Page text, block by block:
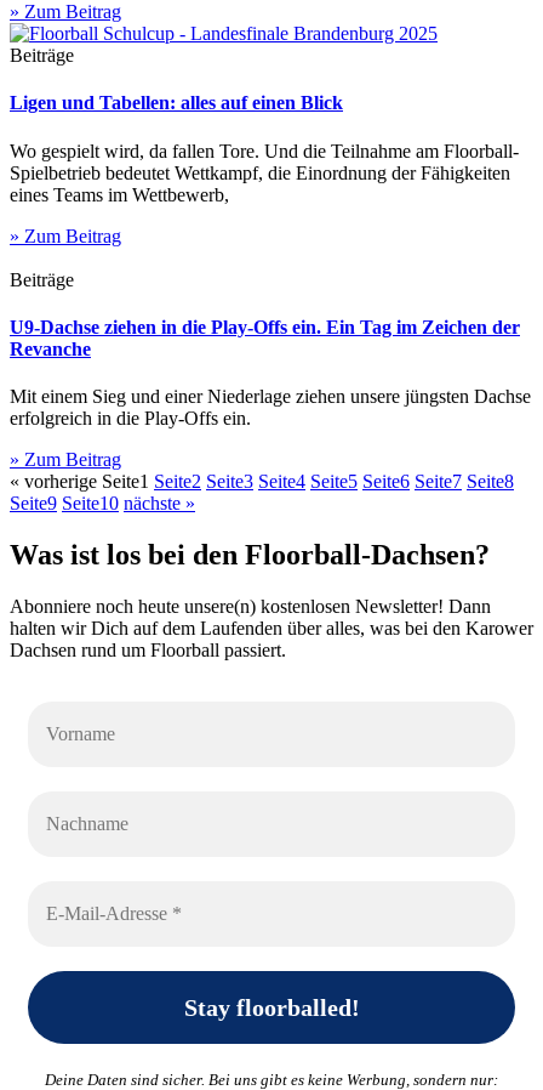
» Zum Beitrag
Beiträge
Ligen und Tabellen: alles auf einen Blick
Wo gespielt wird, da fallen Tore. Und die Teilnahme am Floorball-
Spielbetrieb bedeutet Wettkampf, die Einordnung der Fähigkeiten
eines Teams im Wettbewerb,
» Zum Beitrag
Beiträge
U9-Dachse ziehen in die Play-Offs ein. Ein Tag im Zeichen der
Revanche
Mit einem Sieg und einer Niederlage ziehen unsere jüngsten Dachse
erfolgreich in die Play-Offs ein.
» Zum Beitrag
« vorherige Seite1 Seite2 Seite3 Seite4 Seite5 Seite6 Seite7 Seite8
Seite9 Seite10 nächste »
Was ist los bei den Floorball-Dachsen?
Abonniere noch heute unsere(n) kostenlosen Newsletter! Dann
halten wir Dich auf dem Laufenden über alles, was bei den Karower
Dachsen rund um Floorball passiert.
Deine Daten sind sicher. Bei uns gibt es keine Werbung, sondern nur: